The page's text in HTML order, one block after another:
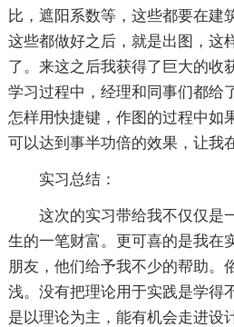
比，遮阳系数等，这些都要在建
这些都做好之后，就是出图，这
了。来这之后我获得了巨大的收
学习过程中，经理和同事们都给
怎样用快捷键，作图的过程中如
可以达到事半功倍的效果，让我
实习总结：
这次的实习带给我不仅仅是
生的一笔财富。更可喜的是我在
朋友，他们给予我不少的帮助。
浅。没有把理论用于实践是学得
是以理论为主，能有机会走进设